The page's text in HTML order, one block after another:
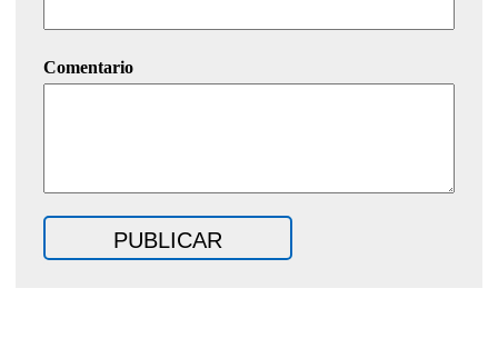
Comentario